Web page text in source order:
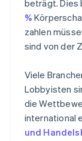
beträgt. Dies
%
zahlen
sind von der
Viele
Lobbyisten
die
international
und